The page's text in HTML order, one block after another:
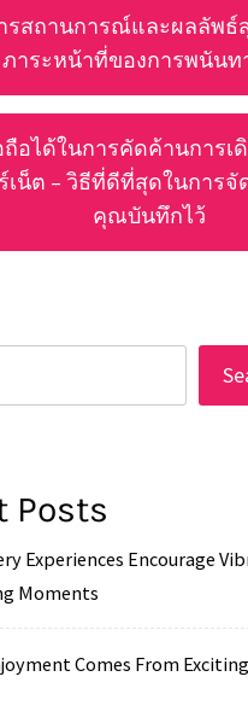
รสถานการณ์และผลลัพธ์
ภาระหน้าที่ของการพนันท
ถือได้ในการคัดค้านการเ
เน็ต – วิธีที่ดีที่สุดในการจั
คุณบันทึกไว้
Posts
Experiences Encourage
Moments
Comes From